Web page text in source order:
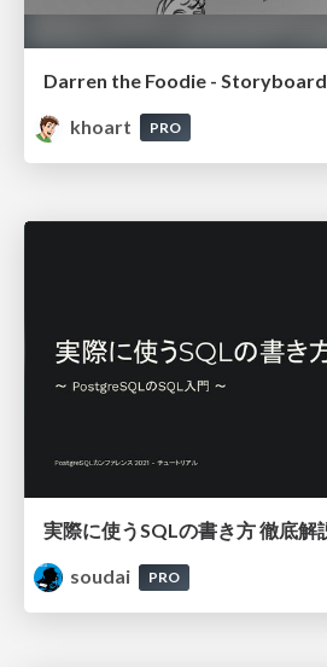
Darren the Foodie - Storyboard
khoart
PRO
soudai
PRO